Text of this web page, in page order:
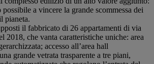
a vincere la grande scommessa dei
pianeta.
il fabbricato di 26 appartamenti di via
2018, che vanta caratteristiche uniche: area
accesso all’area hall
grande vetrata trasparente a tre piani,